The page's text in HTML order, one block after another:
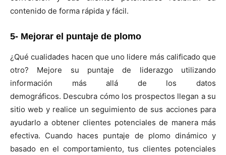
contenido de forma rápida y fácil.
5- Mejorar el puntaje de plomo
¿Qué cualidades hacen que uno lidere más calificado que
otro? Mejore su puntaje de liderazgo utilizando
información más allá de los datos
demográficos. Descubra cómo los prospectos llegan a su
sitio web y realice un seguimiento de sus acciones para
ayudarlo a obtener clientes potenciales de manera más
efectiva. Cuando haces puntaje de plomo dinámico y
basado en el comportamiento, tus clientes potenciales